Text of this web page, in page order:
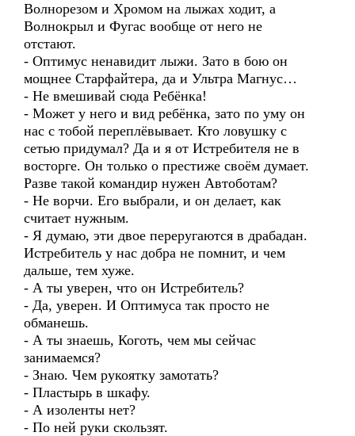
Волнорезом и Хромом на лыжах ходит, а
Волнокрыл и Фугас вообще от него не
отстают.
- Оптимус ненавидит лыжи. Зато в бою он
мощнее Старфайтера, да и Ультра Магнус…
- Не вмешивай сюда Ребёнка!
- Может у него и вид ребёнка, зато по уму он
нас с тобой переплёвывает. Кто ловушку с
сетью придумал? Да и я от Истребителя не в
восторге. Он только о престиже своём думает.
Разве такой командир нужен Автоботам?
- Не ворчи. Его выбрали, и он делает, как
считает нужным.
- Я думаю, эти двое переругаются в драбадан.
Истребитель у нас добра не помнит, и чем
дальше, тем хуже.
- А ты уверен, что он Истребитель?
- Да, уверен. И Оптимуса так просто не
обманешь.
- А ты знаешь, Коготь, чем мы сейчас
занимаемся?
- Знаю. Чем рукоятку замотать?
- Пластырь в шкафу.
- А изоленты нет?
- По ней руки скользят.